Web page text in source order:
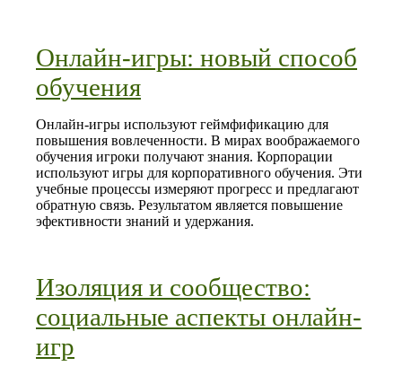
Онлайн-игры: новый способ
обучения
Онлайн-игры используют геймфификацию для
повышения вовлеченности. В мирах воображаемого
обучения игроки получают знания. Корпорации
используют игры для корпоративного обучения. Эти
учебные процессы измеряют прогресс и предлагают
обратную связь. Результатом является повышение
эфективности знаний и удержания.
Изоляция и сообщество:
социальные аспекты онлайн-
игр